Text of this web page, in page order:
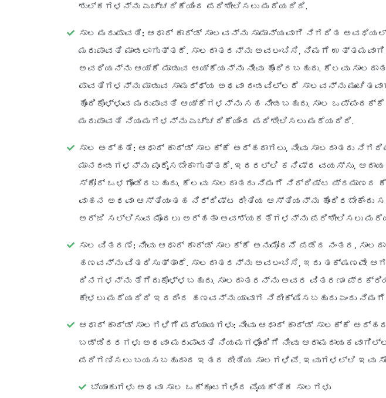
ಶುಲ್ಕಗಳನ್ನು ಎಚ್ಚರಿಕೆಯಿಂದ ಪರಿಶೀಲಿಸಲು ಮರೆಯದಿರಿ.
ಸಾಲ ಮರುಪಾವತಿ: ಆಧಾರ್ ಕಾರ್ಡ್ ಸಾಲವನ್ನು ಸಾಮಾನ್ಯವಾಗಿ ನಿಗದಿತ
ಮರುಪಾವತಿ ಮಾಡಲಾಗುತ್ತದೆ. ಸಾಲದಾತರನ್ನು ಅವಲಂಬಿಸಿ, ನಿಮಗೆ
ಅವಧಿಯನ್ನು ಆಯ್ಕೆ ಮಾಡುವ ಆಯ್ಕೆಯನ್ನು ನೀವು ಹೊಂದಿರಬಹುದು. ಕೆಲವು
ಪಾವತಿಗಳನ್ನು ಮಾಡುವ ಸಾಮರ್ಥ್ಯ ಅಥವಾ ದಂಡವಿಲ್ಲದೆ ಸಾಲವನ್ನು
ಹೊಂದಿಕೊಳ್ಳುವ ಮರುಪಾವತಿ ಆಯ್ಕೆಗಳನ್ನು ಸಹ ನೀಡಬಹುದು. ಸಾಲ ಒಪ್ಪಂದಕ್ಕೆ
ಮರುಪಾವತಿ ನಿಯಮಗಳನ್ನು ಎಚ್ಚರಿಕೆಯಿಂದ ಪರಿಶೀಲಿಸಲು ಮರೆಯದಿರಿ.
ಸಾಲ ಅರ್ಹತೆ: ಆಧಾರ್ ಕಾರ್ಡ್ ಸಾಲಕ್ಕೆ ಅರ್ಹರಾಗಲು, ನೀವು ಸಾಲದಾತರು
ಮಾನದಂಡಗಳನ್ನು ಪೂರೈಸಬೇಕಾಗುತ್ತದೆ. ಇದರಲ್ಲಿ ಕನಿಷ್ಠ ವಯಸ್ಸು,
ಸ್ಕೋರ್ ಒಳಗೊಂಡಿರಬಹುದು. ಕೆಲವು ಸಾಲದಾತರು ನಿಮಗೆ ನಿರ್ದಿಷ್ಟ
ವಾಹನ ಅಥವಾ ಆಸ್ತಿಯಂತಹ ನಿರ್ದಿಷ್ಟ ರೀತಿಯ ಆಸ್ತಿಯನ್ನು ಹೊಂದಿರಬೇಕೆಂದು
ಅರ್ಜಿ ಸಲ್ಲಿಸುವ ಮೊದಲು ಅರ್ಹತಾ ಅವಶ್ಯಕತೆಗಳನ್ನು ಪರಿಶೀಲಿಸಲು
ಸಾಲ ವಿತರಣೆ: ನೀವು ಆಧಾರ್ ಕಾರ್ಡ್ ಸಾಲಕ್ಕೆ ಅನುಮೋದನೆ ಪಡೆದ ನಂತರ,
ಹಣವನ್ನು ವಿತರಿಸುತ್ತಾರೆ. ಸಾಲದಾತರನ್ನು ಅವಲಂಬಿಸಿ, ಇದು ತಕ್ಷಣವೇ
ದಿನಗಳನ್ನು ತೆಗೆದುಕೊಳ್ಳಬಹುದು. ಸಾಲದಾತರನ್ನು ಅವರ ವಿತರಣಾ
ಕೇಳಲು ಮರೆಯದಿರಿ ಇದರಿಂದ ಹಣವನ್ನು ಯಾವಾಗ ನಿರೀಕ್ಷಿಸಬಹುದು ಎಂದು
ಆಧಾರ್ ಕಾರ್ಡ್ ಸಾಲಗಳಿಗೆ ಪರ್ಯಾಯಗಳು: ನೀವು ಆಧಾರ್ ಕಾರ್ಡ್ ಸಾಲಕ್ಕೆ
ಬಡ್ಡಿದರಗಳು ಅಥವಾ ಮರುಪಾವತಿ ನಿಯಮಗಳೊಂದಿಗೆ ನೀವು
ಪರಿಗಣಿಸಲು ಬಯಸಬಹುದಾದ ಇತರ ರೀತಿಯ ಸಾಲಗಳಿವೆ. ಇವುಗಳಲ್ಲಿ ಇವು
ಬ್ಯಾಂಕುಗಳು ಅಥವಾ ಸಾಲ ಒಕ್ಕೂಟಗಳಿಂದ ವೈಯಕ್ತಿಕ ಸಾಲಗಳು